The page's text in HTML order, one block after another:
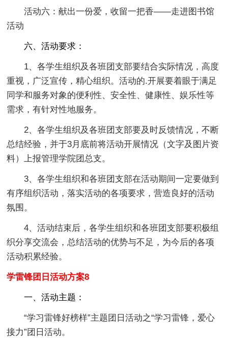
活动六：献出一份爱，收留一把香——走进图书馆
活动
六、活动要求：
1、各学生组织及各班团支部要结合实际情况，高度
重视，广泛宣传，精心组织。活动的.开展要着眼于满足
同学和服务对象的便利性、安全性、健康性、娱乐性等
需求，有针对性地服务。
2、各学生组织及各班团支部要及时反馈情况，不断
总结经验，并于3月底前将活动开展情况（文字及图片资
料）上报管理学院团总支。
3、各学生组织和各班团支部在活动期间一定要做到
有序组织活动，落实活动的各项要求，营造良好的活动
氛围。
4、活动结束后，各学生组织和各班团支部要积极组
织分享交流会，总结活动的优势与不足，为今后的各项
活动积累经验。
学雷锋团日活动方案8
一、活动主题：
“学习雷锋好榜样”主题团日活动之“学习雷锋，爱心
接力”团日活动。